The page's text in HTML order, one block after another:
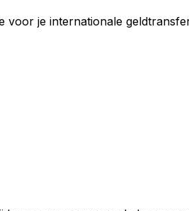
voor je internationale